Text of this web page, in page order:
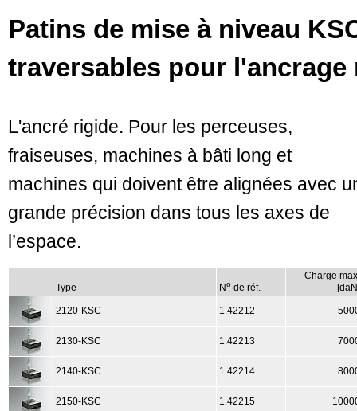
Patins de mise à niveau
traversables pour l'ancrage
L'ancré rigide. Pour les perceuses,
fraiseuses, machines à bâti long et
machines qui doivent être alignées avec
grande précision dans tous les axes de
l’espace.
Type No de réf.
Charge
2120-KSC 1.42212
2130-KSC 1.42213
2140-KSC 1.42214
2150-KSC 1.42215